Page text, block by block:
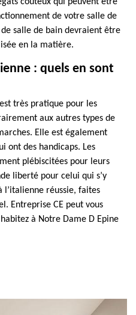
de votre salle de
salle de bain devraient être
en la matière.
: quels en sont
très pratique pour les
aux autres types de
Elle est également
ont des handicaps. Les
plébiscitées pour leurs
liberté pour celui qui s’y
l’italienne réussie, faites
Entreprise CE peut vous
à Notre Dame D Epine